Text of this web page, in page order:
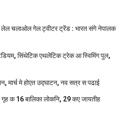
लेल चलाओल गेल ट्वीटर ट्रेंड : भारत संगे नेपालक
सिंथेटिक एथलेटिक ट्रेक आ स्विमिंग पुल,
मार्च मे होएत उद्घाटन, नव सत्र स पढाई
क 16 बालिका लोकनि, 29 कए जायतीह